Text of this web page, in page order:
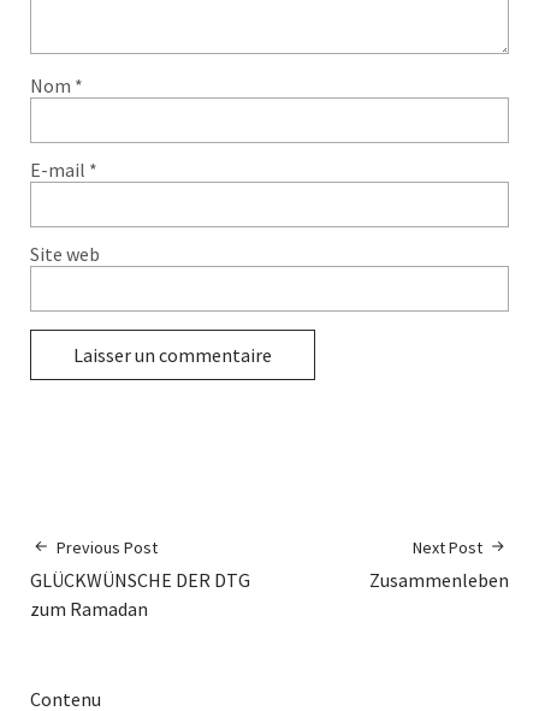
Nom *
E-mail *
Site web
Previous Post
GLÜCKWÜNSCHE DER DTG
zum Ramadan
Next Post
Zusammenleben
Contenu